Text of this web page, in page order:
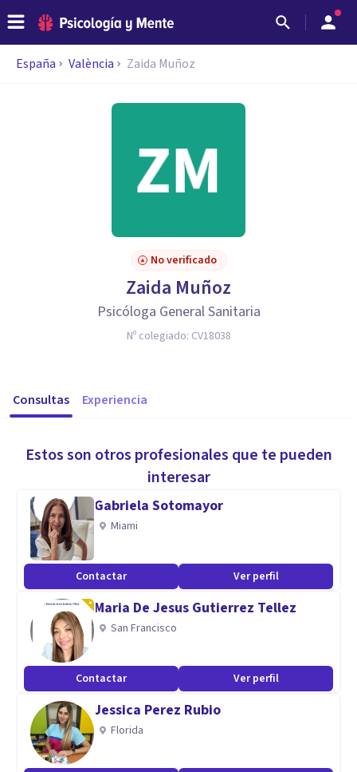
España València Zaida Muñoz
No verificado
Zaida Muñoz
Psicóloga General Sanitaria
Nº colegiado: CV18038
Consultas Experiencia
Estos son otros profesionales que te pueden
interesar
Gabriela Sotomayor
Miami
Contactar Ver perfil
Maria De Jesus Gutierrez Tellez
San Francisco
Contactar Ver perfil
Jessica Perez Rubio
Florida